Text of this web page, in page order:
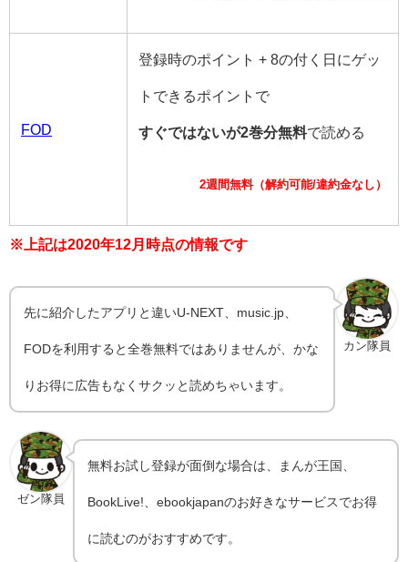
FOD
登録時のポイント + 8の付く日にゲッ
トできるポイントで
すぐではないが2巻分無料で読める
2週間無料（解約可能/違約金なし）
※上記は2020年12月時点の情報です
カン隊員
先に紹介したアプリと違いU-NEXT、music.jp、
FODを利用すると全巻無料ではありませんが、かな
りお得に広告もなくサクッと読めちゃいます。
ゼン隊員
無料お試し登録が面倒な場合は、まんが王国、
BookLive!、ebookjapanのお好きなサービスでお得
に読むのがおすすめです。